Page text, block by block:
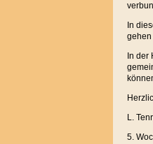
In
gehen
In der
L.
5.